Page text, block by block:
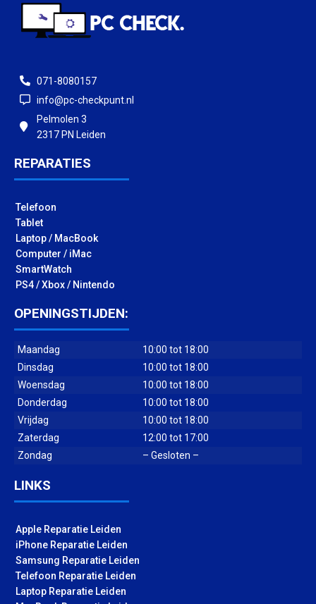
071-8080157
info@pc-checkpunt.nl
Pelmolen 3
2317 PN Leiden
REPARATIES
Telefoon
Tablet
Laptop / MacBook
Computer / iMac
SmartWatch
PS4 / Xbox / Nintendo
OPENINGSTIJDEN:
Maandag
10:00 tot 18:00
Dinsdag
10:00 tot 18:00
Woensdag
10:00 tot 18:00
Donderdag
10:00 tot 18:00
Vrijdag
10:00 tot 18:00
Zaterdag
12:00 tot 17:00
Zondag
– Gesloten –
LINKS
Apple Reparatie Leiden
iPhone Reparatie Leiden
Samsung Reparatie Leiden
Telefoon Reparatie Leiden
Laptop Reparatie Leiden